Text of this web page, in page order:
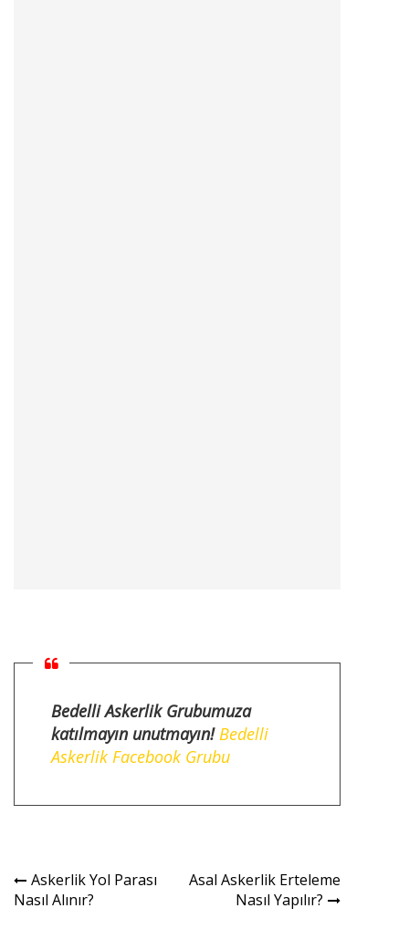
Bedelli Askerlik Grubumuza
katılmayın unutmayın! Bedelli
Askerlik Facebook Grubu
Yazı
gezinmesi
Askerlik Yol Parası
Nasıl Alınır?
Asal Askerlik Erteleme
Nasıl Yapılır?